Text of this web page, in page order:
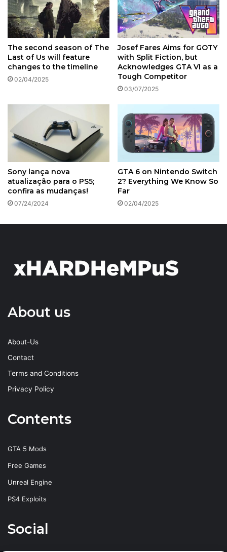
The second season of The
Last of Us will feature
changes to the timeline
02/04/2025
Josef Fares Aims for GOTY
with Split Fiction, but
Acknowledges GTA VI as a
Tough Competitor
03/07/2025
Sony lança nova
atualização para o PS5;
confira as mudanças!
07/24/2024
GTA 6 on Nintendo Switch
2? Everything We Know So
Far
02/04/2025
About us
About-Us
Contact
Terms and Conditions
Privacy Policy
Contents
GTA 5 Mods
Free Games
Unreal Engine
PS4 Exploits
Social